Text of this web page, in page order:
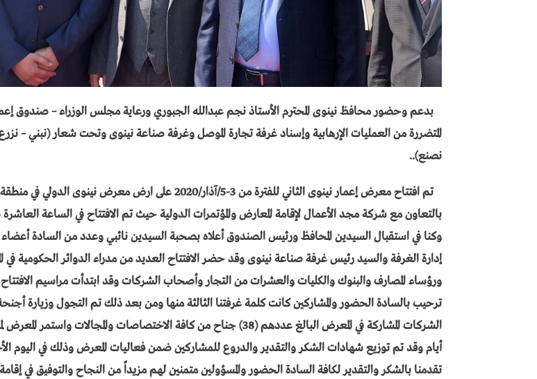
بدعم وحضور محافظ نينوى المحترم الأستاذ نجم عبدالله الجبوري ورعاية مجلـــــــــــــــــس الوزراء – صندوق
المتضررة من العمليات الإرهابية وإسناد غرفة تجارة الموصل وغرفة صناعة نينوى وتحت شعار (نبني –
نصنع)..
تم افتتاح معرض إعمار نينوى الثاني للفترة من 3-5/آذار/2020 على ارض معرض نينوى
بالتعاون مع شركة مجد الأعمال لإقامة المعارض والمؤتمرات الدولية حيث تم الافتتاح في الساعة
وكنا في استقبال السيدين المحافظ ورئيس الصندوق أعلاه بصحبة السيدين نائبي وعدد من السادة
إدارة الغرفة والسيد رئيس غرفة صناعة نينوى وقد حضر الافتتاح العديد من مدراء الدوائر الحكومية في
ورؤساء المصارف والبنوك والكليات والعشرات من التجار وأصحاب الشركات وقد ابتدأت مراسيم
ترحيب بالسادة الحضور والمشاركين كانت كلمة غرفتنا الثالثة منها ومن بعد ذلك تم التجول وزيارة
الشركات المشاركة في المعرض البالغ عددهم (38) جناح من كافة الاختصاصات والمجالات واستمر
أيام وقد تم توزيع شهادات الشكر والتقدير والدروع للمشاركين ضمن فعاليات المعرض وذلك في اليوم
تقدمنا بالشكر والتقدير لكافة السادة الحضور والمسؤولين متمنين لهم مزيداً من النجاح والتوفيق في